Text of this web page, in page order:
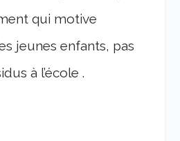
qui motive
jeunes enfants, pas
à l’école .